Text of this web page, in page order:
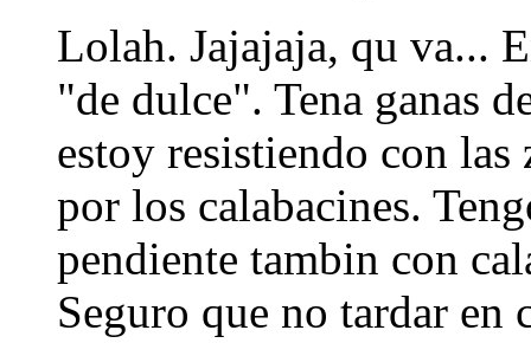
Lolah. Jajajaja, qu va...
"de dulce". Tena ganas
estoy resistiendo con las
por los calabacines.
pendiente tambin con
Seguro que no tardar en